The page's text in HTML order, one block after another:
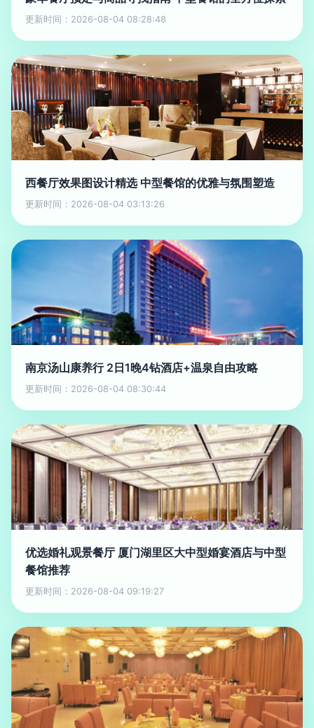
更新时间：2026-08-04 08:28:48
西餐厅效果图设计精选 中型餐馆的优雅与氛围塑造
更新时间：2026-08-04 03:13:26
南京汤山康养行 2日1晚4钻酒店+温泉自由攻略
更新时间：2026-08-04 08:30:44
优选婚礼观景餐厅 厦门湖里区大中型婚宴酒店与中型
餐馆推荐
更新时间：2026-08-04 09:19:27